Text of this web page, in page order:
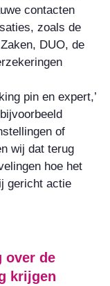
contacten
zoals de
DUO, de
pin en expert,’
of
wij dat terug
hoe het
gericht actie
over de
krijgen